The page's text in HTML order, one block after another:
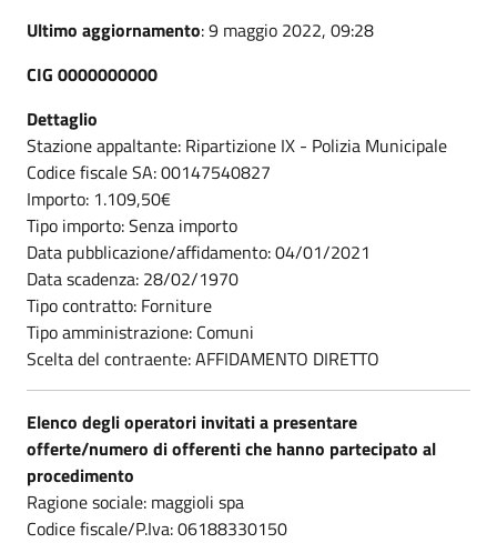
Ultimo aggiornamento: 9 maggio 2022, 09:28
CIG 0000000000
Dettaglio
Stazione appaltante: Ripartizione IX - Polizia Municipale
Codice fiscale SA: 00147540827
Importo: 1.109,50€
Tipo importo: Senza importo
Data pubblicazione/affidamento: 04/01/2021
Data scadenza: 28/02/1970
Tipo contratto: Forniture
Tipo amministrazione: Comuni
Scelta del contraente: AFFIDAMENTO DIRETTO
Elenco degli operatori invitati a presentare
offerte/numero di offerenti che hanno partecipato al
procedimento
Ragione sociale: maggioli spa
Codice fiscale/P.Iva: 06188330150